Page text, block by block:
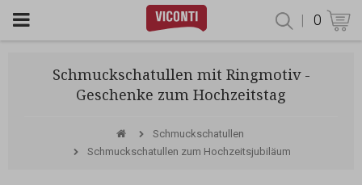
| 0
Schmuckschatullen mit Ringmotiv -
Geschenke zum Hochzeitstag
Schmuckschatullen
Schmuckschatullen zum Hochzeitsjubiläum